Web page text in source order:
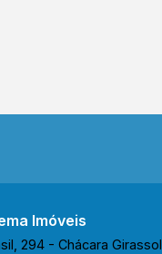
Imóveis
294 - Chácara Girassol,